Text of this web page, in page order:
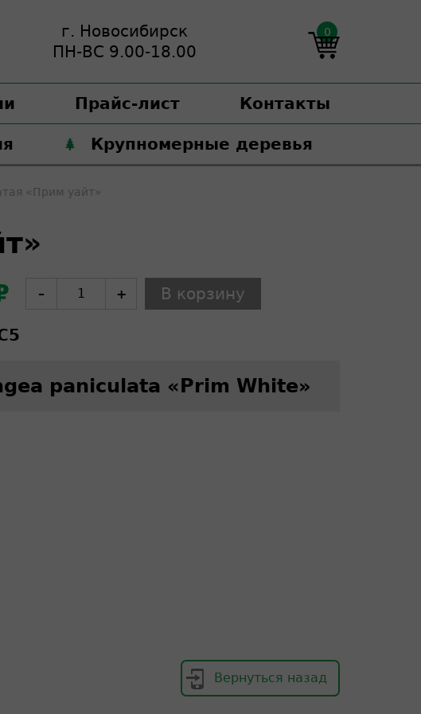
г. Новосибирск
ПН-ВС 9.00-18.00
0
Прайс-лист Контакты
Крупномерные деревья
«Прим уайт»
– +
5
paniculata «Prim White»
Вернуться назад